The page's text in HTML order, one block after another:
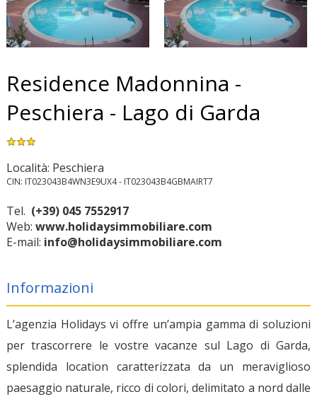
Residence Madonnina -
Peschiera - Lago di Garda
Località: Peschiera
CIN: IT023043B4WN3E9UX4 - IT023043B4GBMAIRT7
Tel. (+39) 045 7552917
Web: www.holidaysimmobiliare.com
E-mail: info@holidaysimmobiliare.com
Informazioni
L’agenzia Holidays vi offre un’ampia gamma di soluzioni
per trascorrere le vostre vacanze sul Lago di Garda,
splendida location caratterizzata da un meraviglioso
paesaggio naturale, ricco di colori, delimitato a nord dalle